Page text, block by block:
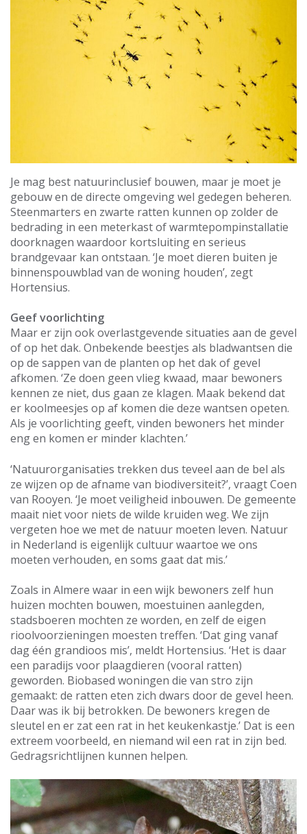
Je mag best natuurinclusief bouwen, maar je moet je
gebouw en de directe omgeving wel gedegen beheren.
Steenmarters en zwarte ratten kunnen op zolder de
bedrading in een meterkast of warmtepompinstallatie
doorknagen waardoor kortsluiting en serieus
brandgevaar kan ontstaan. ‘Je moet dieren buiten je
binnenspouwblad van de woning houden’, zegt
Hortensius.
Geef voorlichting
Maar er zijn ook overlastgevende situaties aan de gevel
of op het dak. Onbekende beestjes als bladwantsen die
op de sappen van de planten op het dak of gevel
afkomen. ‘Ze doen geen vlieg kwaad, maar bewoners
kennen ze niet, dus gaan ze klagen. Maak bekend dat
er koolmeesjes op af komen die deze wantsen opeten.
Als je voorlichting geeft, vinden bewoners het minder
eng en komen er minder klachten.’
‘Natuurorganisaties trekken dus teveel aan de bel als
ze wijzen op de afname van biodiversiteit?’, vraagt Coen
van Rooyen. ‘Je moet veiligheid inbouwen. De gemeente
maait niet voor niets de wilde kruiden weg. We zijn
vergeten hoe we met de natuur moeten leven. Natuur
in Nederland is eigenlijk cultuur waartoe we ons
moeten verhouden, en soms gaat dat mis.’
Zoals in Almere waar in een wijk bewoners zelf hun
huizen mochten bouwen, moestuinen aanlegden,
stadsboeren mochten ze worden, en zelf de eigen
rioolvoorzieningen moesten treffen. ‘Dat ging vanaf
dag één grandioos mis’, meldt Hortensius. ‘Het is daar
een paradijs voor plaagdieren (vooral ratten)
geworden. Biobased woningen die van stro zijn
gemaakt: de ratten eten zich dwars door de gevel heen.
Daar was ik bij betrokken. De bewoners kregen de
sleutel en er zat een rat in het keukenkastje.’ Dat is een
extreem voorbeeld, en niemand wil een rat in zijn bed.
Gedragsrichtlijnen kunnen helpen.